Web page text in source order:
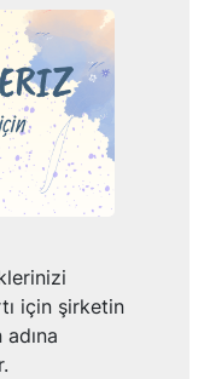
için şirketin
adına